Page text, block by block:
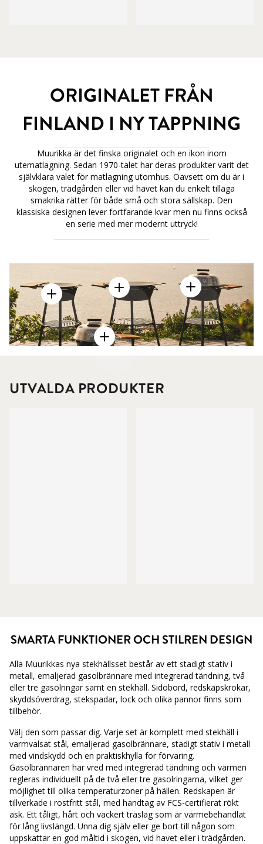
ORIGINALET FRÅN
FINLAND I NY TAPPNING
Muurikka är det finska originalet och en ikon inom
utematlagning. Sedan 1970-talet har deras produkter varit det
självklara valet för matlagning utomhus. Oavsett om du är i
skogen, trädgården eller vid havet kan du enkelt tillaga
smakrika rätter för både små och stora sällskap. Den
klassiska designen lever fortfarande kvar men nu finns också
en serie med mer modernt uttryck!
UTVALDA PRODUKTER
SMARTA FUNKTIONER OCH STILREN DESIGN
Alla Muurikkas nya stekhällsset består av ett stadigt stativ i
metall, emaljerad gasolbrännare med integrerad tändning, två
eller tre gasolringar samt en stekhäll. Sidobord, redskapskrokar,
skyddsöverdrag, stekspadar, lock och olika pannor finns som
tillbehör.
Välj den som passar dig. Varje set är komplett med stekhäll i
varmvalsat stål, emaljerad gasolbrännare, stadigt stativ i metall
med vindskydd och en praktiskhylla för förvaring.
Gasolbrännaren har vred med integrerad tändning och värmen
regleras individuellt på de två eller tre gasolringarna, vilket ger
möjlighet till olika temperaturzoner på hällen. Redskapen är
tillverkade i rostfritt stål, med handtag av FCS-certifierat rökt
ask. Ett tåligt, hårt och vackert träslag som är värmebehandlat
för lång livslängd. Unna dig själv eller ge bort till någon som
uppskattar en god måltid i skogen, vid havet eller i trädgården.